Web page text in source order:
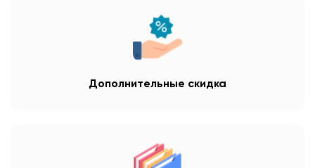
Дополнительные скидка